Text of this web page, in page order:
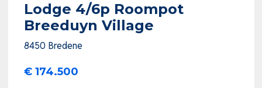
Lodge 4/6p Roompot
Breeduyn Village
8450 Bredene
€ 174.500